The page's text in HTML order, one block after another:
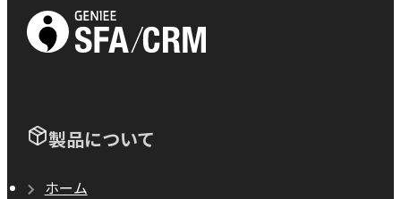
製品について
ホーム